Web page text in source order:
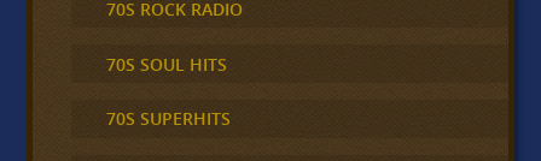
70S ROCK RADIO
70S SOUL HITS
70S SUPERHITS